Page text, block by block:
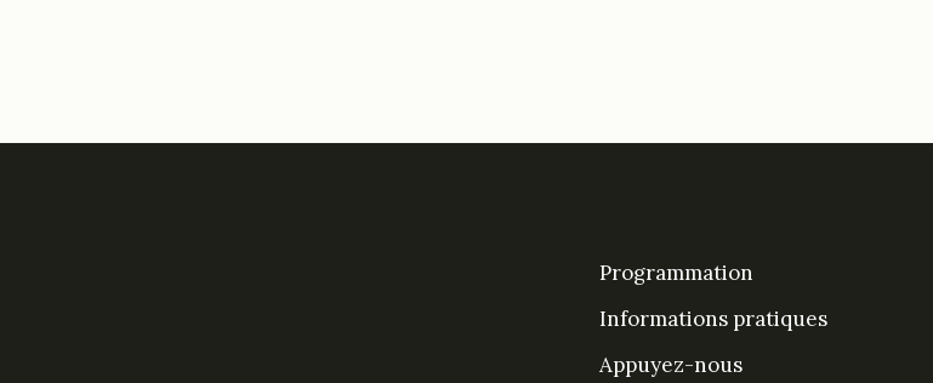
Programmation
Informations pratiques
Appuyez-nous